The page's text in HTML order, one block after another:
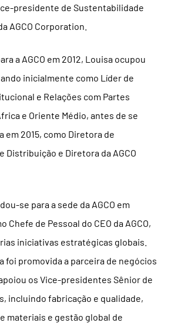
presidente de Sustentabilidade
AGCO Corporation.
a AGCO em 2012, Louisa ocupou
inicialmente como Líder de
e Relações com Partes
e Oriente Médio, antes de se
em 2015, como Diretora de
Distribuição e Diretora da AGCO
se para a sede da AGCO em
Chefe de Pessoal do CEO da AGCO,
iniciativas estratégicas globais.
foi promovida a parceira de negócios
os Vice-presidentes Sênior de
incluindo fabricação e qualidade,
materiais e gestão global de